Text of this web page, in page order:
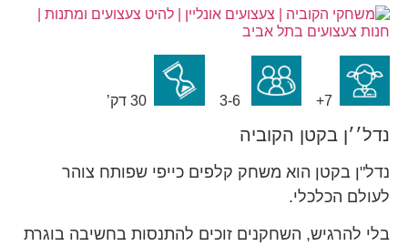
נדל׳׳ן בקטן הקוביה
נדל"ן בקטן הוא משחק קלפים כייפי שפותח צוהר
לעולם הכלכלי.
בלי להרגיש, השחקנים זוכים להתנסות בחשיבה בוגרת